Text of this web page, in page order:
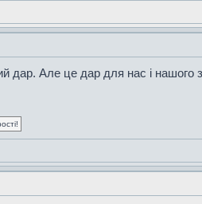
Але це дар для нас і нашого